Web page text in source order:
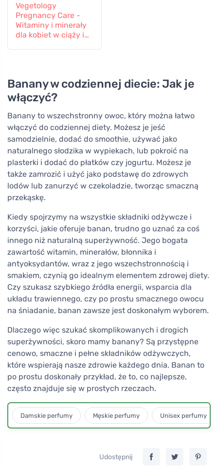
Vegetology
Pregnancy Care -
Witaminy i minerały
dla kobiet w ciąży i
Banany w codziennej diecie: Jak je
włączyć?
Banany to wszechstronny owoc, który można łatwo
włączyć do codziennej diety. Możesz je jeść
samodzielnie, dodać do smoothie, używać jako
naturalnego słodzika w wypiekach, lub pokroić na
plasterki i dodać do płatków czy jogurtu. Możesz je
także zamrozić i użyć jako podstawę do zdrowych
lodów lub zanurzyć w czekoladzie, tworząc smaczną
przekąskę.
Kiedy spojrzymy na wszystkie składniki odżywcze i
korzyści, jakie oferuje banan, trudno go uznać za coś
innego niż naturalną superżywność. Jego bogata
zawartość witamin, minerałów, błonnika i
antyoksydantów, wraz z jego wszechstronnością i
smakiem, czynią go idealnym elementem zdrowej diety.
Czy szukasz szybkiego źródła energii, wsparcia dla
układu trawiennego, czy po prostu smacznego owocu
na śniadanie, banan zawsze jest doskonałym wyborem.
Dlaczego więc szukać skomplikowanych i drogich
superżywności, skoro mamy banany? Są przystępne
cenowo, smaczne i pełne składników odżywczych,
które wspierają nasze zdrowie każdego dnia. Banan to
po prostu doskonały przykład, że to, co najlepsze,
często znajduje się w prostych rzeczach.
Damskie perfumy Męskie perfumy Unisex perfumy
Udostępnij